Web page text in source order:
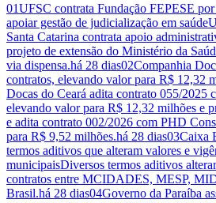
01UFSC contrata Fundação FEPESE
apoiar gestão de judicialização em saúde
Santa Catarina contrata apoio
projeto de extensão do Ministério da
via dispensa.há 28 dias02Companhia
contratos, elevando valor para R$ 12,32
Docas do Ceará adita contrato 055/2025
elevando valor para R$ 12,32 milhões e
e adita contrato 002/2026 com PHD
para R$ 9,52 milhões.há 28 dias03Caixa
termos aditivos que alteram valores e
municipaisDiversos termos aditivos
contratos entre MCIDADES, MESP,
Brasil.há 28 dias04Governo da Paraíba